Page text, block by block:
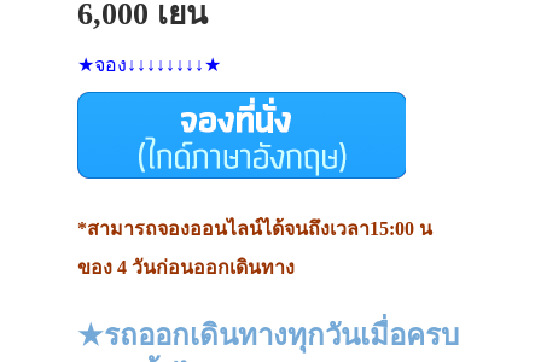
6,000 เยน
★จอง↓↓↓↓↓↓↓↓★
*สามารถจองออนไลน์ได้จนถึงเวลา15:00 น
ของ 4 วันก่อนออกเดินทาง
★รถออกเดินทางทุกวันเมื่อครบ